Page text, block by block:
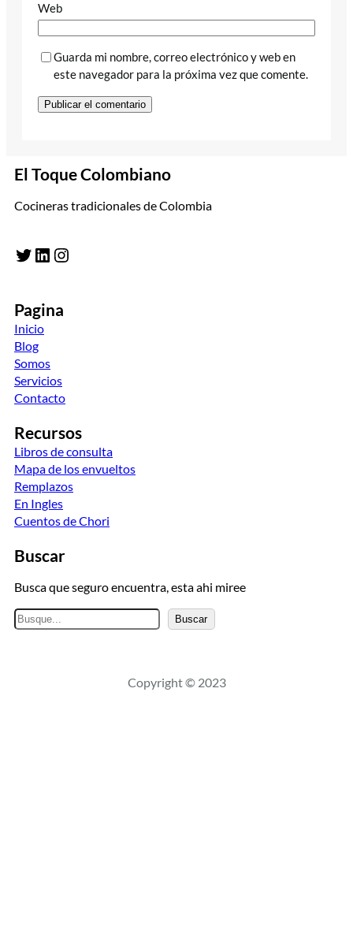
Web
Guarda mi nombre, correo electrónico y web en
este navegador para la próxima vez que comente.
El Toque Colombiano
Cocineras tradicionales de Colombia
Twitter LinkedIn Instagram
Pagina
Inicio
Blog
Somos
Servicios
Contacto
Recursos
Libros de consulta
Mapa de los envueltos
Remplazos
En Ingles
Cuentos de Chori
Buscar
Busca que seguro encuentra, esta ahi miree
B
u
a
Buscar
Copyright © 2023